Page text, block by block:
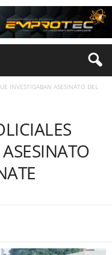
INVESTIGABAN ASESINATO DEL